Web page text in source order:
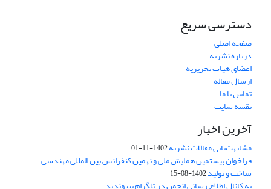
دسترسی سریع
صفحه اصلی
درباره نشریه
اعضای هیات تحریریه
ارسال مقاله
تماس با ما
نقشه سایت
آخرین اخبار
مشابهت‌یابی مقالات نشریه1402-11-01
فراخوان بیستمین همایش ملی و نهمین کنفرانس بین المللی مهندسی
ساخت و تولید1402-08-15
به کانال اطلاع رسانی انجمن در تلگرام بپیوندید ...